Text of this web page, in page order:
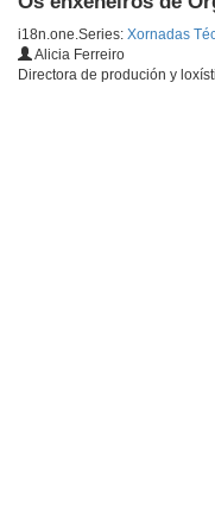
i18n.one.Series: Xornadas
Alicia Ferreiro
Directora de produción y